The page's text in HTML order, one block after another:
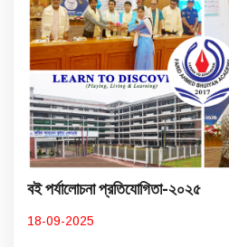
বই পর্যালোচনা প্রতিযোগিতা-২০২৫
18-09-2025